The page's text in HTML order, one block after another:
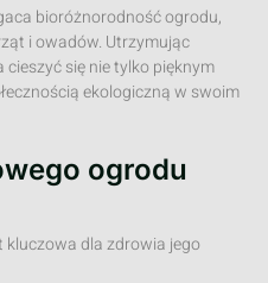
bioróżnorodność ogrodu,
i owadów. Utrzymując
się nie tylko pięknym
ekologiczną w swoim
ogrodu
kluczowa dla zdrowia jego